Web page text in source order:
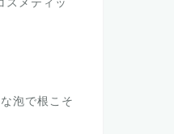
泡で根こそ